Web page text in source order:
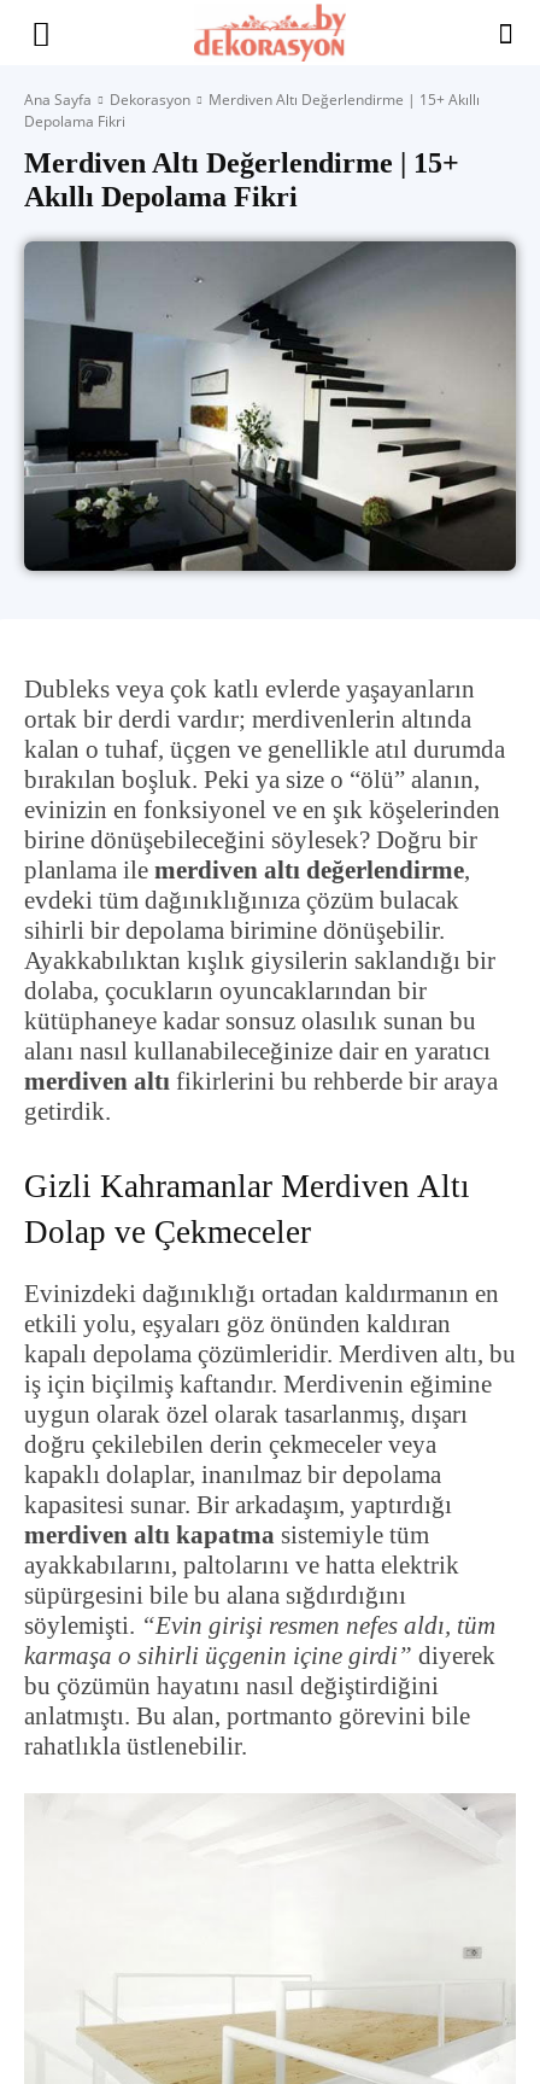
Yaşam
İlham
Ana Sayfa Dekorasyon
Merdiven Altı Değerlendirme | 15+ Akıllı
Depolama Fikri
Merdiven Altı Değerlendirme | 15+
Akıllı Depolama Fikri
Dubleks veya çok katlı evlerde yaşayanların
ortak bir derdi vardır; merdivenlerin altında
kalan o tuhaf, üçgen ve genellikle atıl durumda
bırakılan boşluk. Peki ya size o “ölü” alanın,
evinizin en fonksiyonel ve en şık köşelerinden
birine dönüşebileceğini söylesek? Doğru bir
planlama ile merdiven altı değerlendirme,
evdeki tüm dağınıklığınıza çözüm bulacak
sihirli bir depolama birimine dönüşebilir.
Ayakkabılıktan kışlık giysilerin saklandığı bir
dolaba, çocukların oyuncaklarından bir
kütüphaneye kadar sonsuz olasılık sunan bu
alanı nasıl kullanabileceğinize dair en yaratıcı
merdiven altı fikirlerini bu rehberde bir araya
getirdik.
Gizli Kahramanlar Merdiven Altı
Dolap ve Çekmeceler
Evinizdeki dağınıklığı ortadan kaldırmanın en
etkili yolu, eşyaları göz önünden kaldıran
kapalı depolama çözümleridir. Merdiven altı, bu
iş için biçilmiş kaftandır. Merdivenin eğimine
uygun olarak özel olarak tasarlanmış, dışarı
doğru çekilebilen derin çekmeceler veya
kapaklı dolaplar, inanılmaz bir depolama
kapasitesi sunar. Bir arkadaşım, yaptırdığı
merdiven altı kapatma sistemiyle tüm
ayakkabılarını, paltolarını ve hatta elektrik
süpürgesini bile bu alana sığdırdığını
söylemişti. “Evin girişi resmen nefes aldı, tüm
karmaşa o sihirli üçgenin içine girdi” diyerek
bu çözümün hayatını nasıl değiştirdiğini
anlatmıştı. Bu alan, portmanto görevini bile
rahatlıkla üstlenebilir.